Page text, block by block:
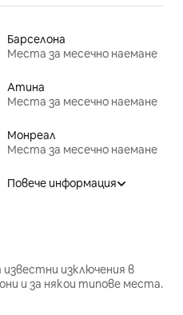
Барселона
Места за месечно наемане
Атина
Места за месечно наемане
Монреал
Места за месечно наемане
Повече информация
изключения в
и за някои типове места.